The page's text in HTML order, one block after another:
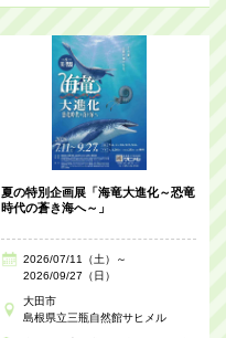
夏の特別企画展「海竜大進化～恐竜
時代の蒼き海へ～」
2026/07/11（土）～
2026/09/27（日）
大田市
島根県立三瓶自然館サヒメル